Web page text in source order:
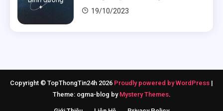
19/10/2023
Copyright © TopThongTin24h 2026 Proudly powered by WordPress |
Theme: ogma-blog by Mystery Themes.